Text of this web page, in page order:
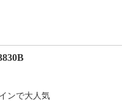
ンで大人気